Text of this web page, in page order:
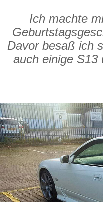
Ich machte
Davor besaß ich
auch einige S13